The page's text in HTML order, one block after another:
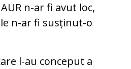
n-ar fi avut loc,
n-ar fi susținut-o
l-au conceput a